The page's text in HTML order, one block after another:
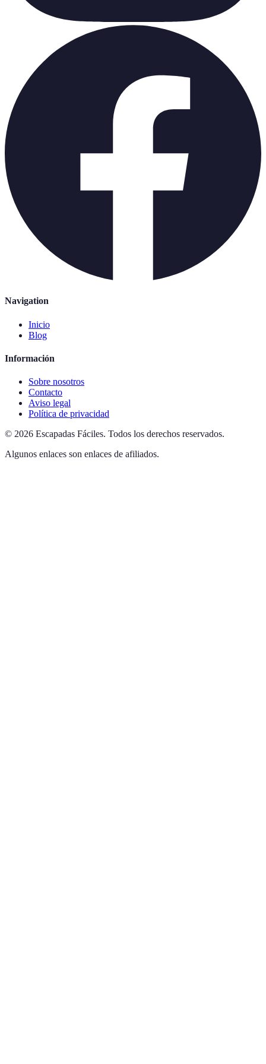
Navigation
Inicio
Blog
Información
Sobre nosotros
Contacto
Aviso legal
Política de privacidad
© 2026 Escapadas Fáciles. Todos los derechos reservados.
Algunos enlaces son enlaces de afiliados.